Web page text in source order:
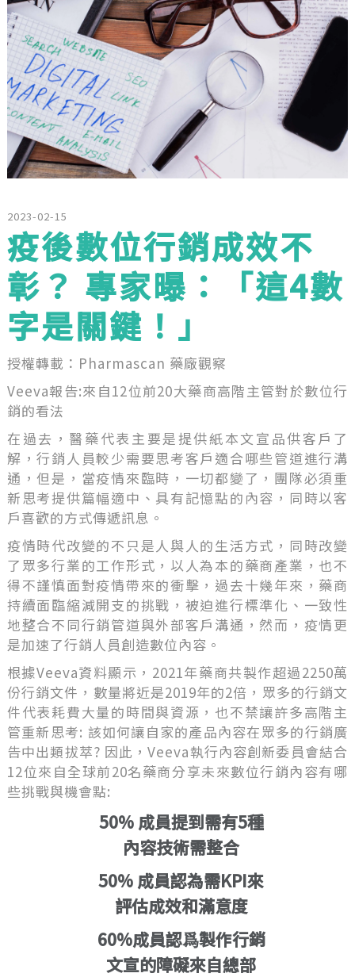
2023-02-15
疫後數位行銷成效不
彰？ 專家曝：「這4數
字是關鍵！」
授權轉載：Pharmascan 藥廠觀察
Veeva報告:來自12位前20大藥商高階主管對於數位行
銷的看法
在過去，醫藥代表主要是提供紙本文宣品供客戶了
解，行銷人員較少需要思考客戶適合哪些管道進行溝
通，但是，當疫情來臨時，一切都變了，團隊必須重
新思考提供篇幅適中、具有記憶點的內容，同時以客
戶喜歡的方式傳遞訊息。
疫情時代改變的不只是人與人的生活方式，同時改變
了眾多行業的工作形式，以人為本的藥商產業，也不
得不謹慎面對疫情帶來的衝擊，過去十幾年來，藥商
持續面臨縮減開支的挑戰，被迫進行標準化、一致性
地整合不同行銷管道與外部客戶溝通，然而，疫情更
是加速了行銷人員創造數位內容。
根據Veeva資料顯示，2021年藥商共製作超過2250萬
份行銷文件，數量將近是2019年的2倍，眾多的行銷文
件代表耗費大量的時間與資源，也不禁讓許多高階主
管重新思考: 該如何讓自家的產品內容在眾多的行銷廣
告中出類拔萃? 因此，Veeva執行內容創新委員會結合
12位來自全球前20名藥商分享未來數位行銷內容有哪
些挑戰與機會點:
50% 成員提到需有5種
內容技術需整合
50% 成員認為需KPI來
評估成效和滿意度
60%成員認爲製作行銷
文宣的障礙來自總部